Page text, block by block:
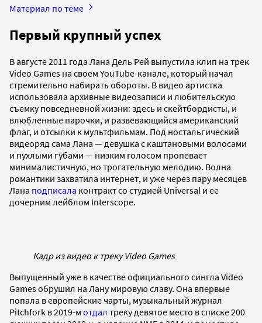
Материал по теме
Первый крупный успех
В августе 2011 года Лана Дель Рей выпустила клип на трек
Video Games на своем YouTube-канале, который начал
стремительно набирать обороты. В видео артистка
использовала архивные видеозаписи и любительскую
съемку повседневной жизни: здесь и скейтбордисты, и
влюбленные парочки, и развевающийся американский
флаг, и отсылки к мультфильмам. Под ностальгический
видеоряд сама Лана — девушка с каштановыми волосами
и пухлыми губами — низким голосом пропевает
минималистичную, но трогательную мелодию. Волна
романтики захватила интернет, и уже через пару месяцев
Лана подписала контракт со студией Universal и ее
дочерним лейблом Interscope.
Кадр из видео к треку Video Games
Выпущенный уже в качестве официального сингла Video
Games обрушил на Лану мировую славу. Она впервые
попала в европейские чарты, музыкальный журнал
Pitchfork в 2019-м отдал треку девятое место в списке 200